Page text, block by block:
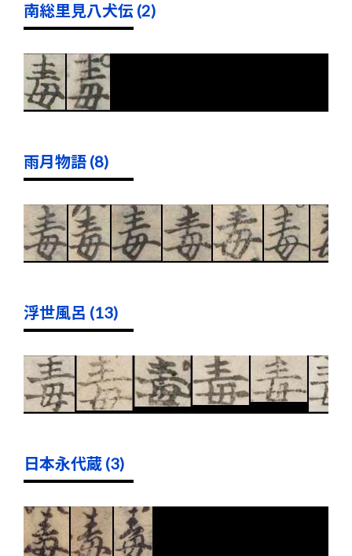
南総里見八犬伝 (2)
雨月物語 (8)
浮世風呂 (13)
日本永代蔵 (3)